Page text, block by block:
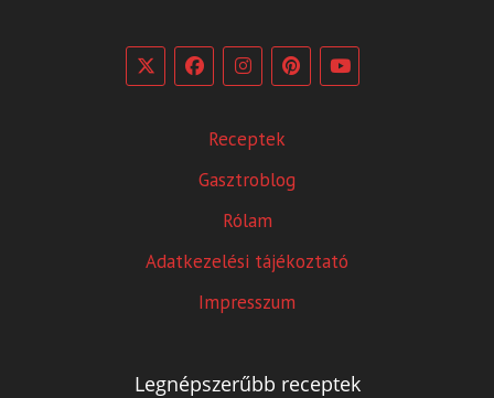
Receptek
Gasztroblog
Rólam
Adatkezelési tájékoztató
Impresszum
Legnépszerűbb receptek